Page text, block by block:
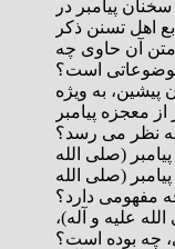
از سخنان پیامبر در
اهل تسنن ذکر
متن آن حاوی چه
است؟
پیشین، به ویژه
معجزه پیامبر
به نظر می رسد؟
پیامبر (صلی الله
(صلی الله
مفهومی دارد؟
الله علیه و آله)،
چه بوده است؟